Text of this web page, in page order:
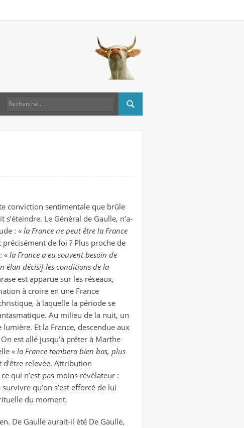
conviction sentimentale que brûle
Le Général de Gaulle, n’a-
: « la France ne peut être la France
de foi ? Plus proche de
« la France a eu souvent besoin de
élan décisif les conditions de la
est apparue sur les réseaux,
à croire en une France
à laquelle la période se
Au milieu de la nuit, un
Et la France, descendue aux
est allé jusqu’à prêter à Marthe
« la France tombera bien bas, plus
d’être relevée. Attribution
qui n’est pas moins révélateur :
qu’on s’est efforcé de lui
du moment.
De Gaulle aurait-il été De Gaulle,